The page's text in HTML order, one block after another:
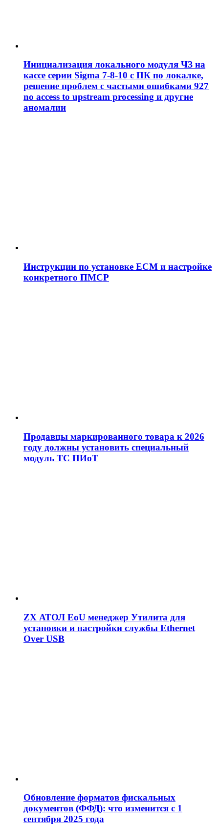
Инициализация локального модуля ЧЗ на
кассе серии Sigma 7-8-10 с ПК по локалке,
решение проблем c частыми ошибками 927
no access to upstream processing и другие
аномалии
Инструкции по установке ЕСМ и настройке
конкретного ПМСР
Продавцы маркированного товара к 2026
году должны установить специальный
модуль ТС ПИоТ
ZX АТОЛ EoU менеджер Утилита для
установки и настройки службы Ethernet
Over USB
Обновление форматов фискальных
документов (ФФД): что изменится с 1
сентября 2025 года